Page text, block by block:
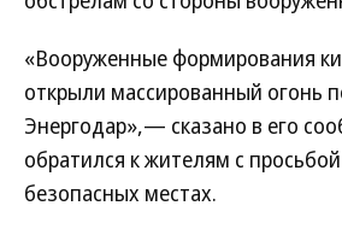
«Вооруженные формирования
открыли массированный огонь
Энергодар»,— сказано в его
обратился к жителям с
безопасных местах.